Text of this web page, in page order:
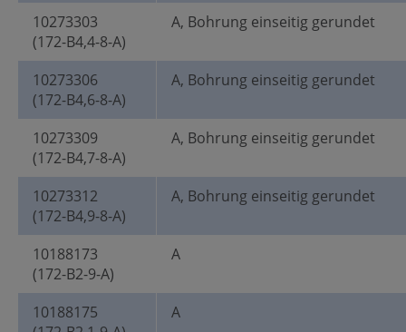
10273303
(172-B4,4-8-A)
A, Bohrung einseitig gerundet
10273306
(172-B4,6-8-A)
A, Bohrung einseitig gerundet
10273309
(172-B4,7-8-A)
A, Bohrung einseitig gerundet
10273312
(172-B4,9-8-A)
A, Bohrung einseitig gerundet
10188173
(172-B2-9-A)
A
10188175
A